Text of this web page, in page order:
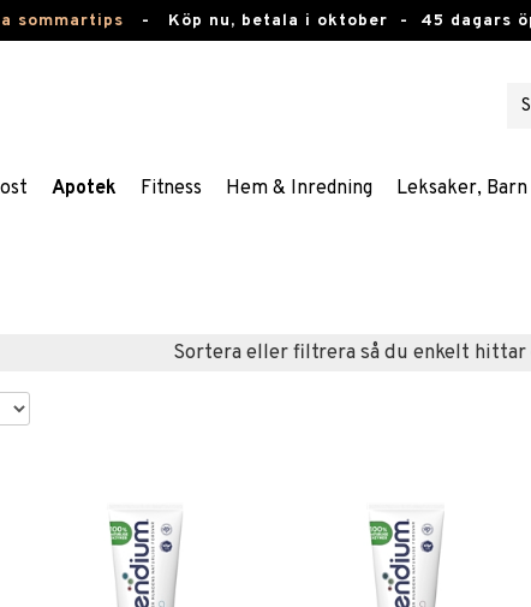
sommartips - Köp nu, betala i oktober - 45 dagars
Apotek Fitness Hem & Inredning Leksaker, Barn
Sortera eller filtrera så du enkelt